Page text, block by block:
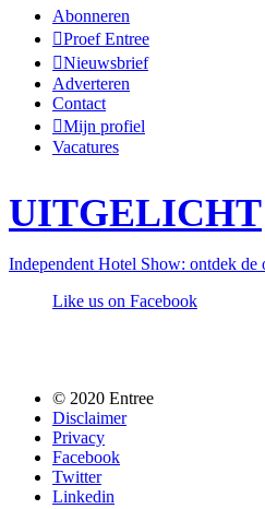
Abonneren
Proef Entree
Nieuwsbrief
Adverteren
Contact
Mijn profiel
Vacatures
UITGELICHT
Independent Hotel Show: ontdek
Like us on Facebook
© 2020 Entree
Disclaimer
Privacy
Facebook
Twitter
Linkedin